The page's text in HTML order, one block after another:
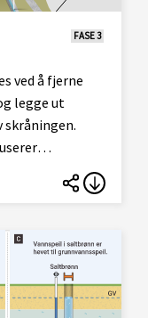
FASE 3
ved å fjerne
legge ut
faren for
det i en del
På
hvordan du